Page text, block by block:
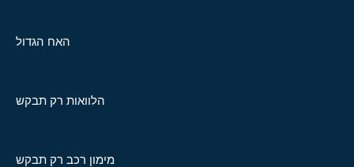
האח הגדול
הלוואות רק תבקש
מימון רכב רק תבקש